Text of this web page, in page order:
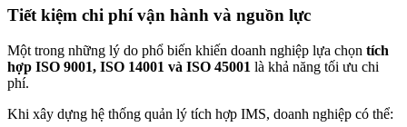
Tiết kiệm chi phí vận hành và nguồn lực
Một trong những lý do phổ biến khiến doanh nghiệp lựa chọn tích
hợp ISO 9001, ISO 14001 và ISO 45001 là khả năng tối ưu chi
phí.
Khi xây dựng hệ thống quản lý tích hợp IMS, doanh nghiệp có thể: